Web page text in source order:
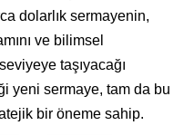
dolarlık sermayenin,
ve bilimsel
taşıyacağı
yeni sermaye, tam da bu
bir öneme sahip.